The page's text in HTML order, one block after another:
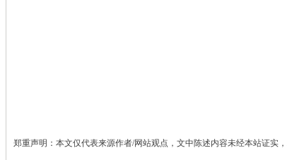
郑重声明：本文仅代表来源作者/网站观点，文中陈述内容未经本站证实